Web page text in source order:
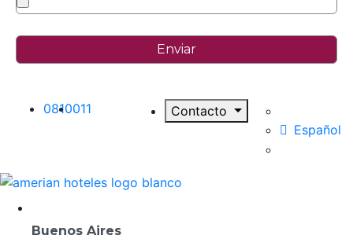
0810011
Contacto
Español
Buenos Aires